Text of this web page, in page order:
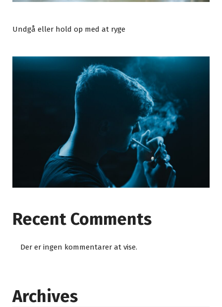
Undgå eller hold op med at ryge
Recent Comments
Der er ingen kommentarer at vise.
Archives